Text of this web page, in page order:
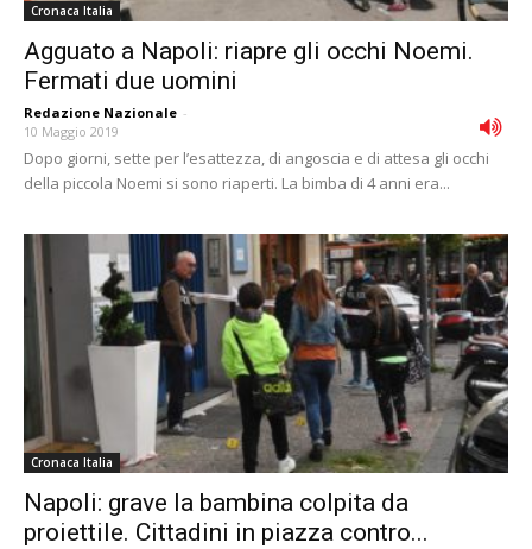
Cronaca Italia
Agguato a Napoli: riapre gli occhi Noemi.
Fermati due uomini
Redazione Nazionale -
10 Maggio 2019
Dopo giorni, sette per l’esattezza, di angoscia e di attesa gli occhi
della piccola Noemi si sono riaperti. La bimba di 4 anni era...
Cronaca Italia
Napoli: grave la bambina colpita da
proiettile. Cittadini in piazza contro...